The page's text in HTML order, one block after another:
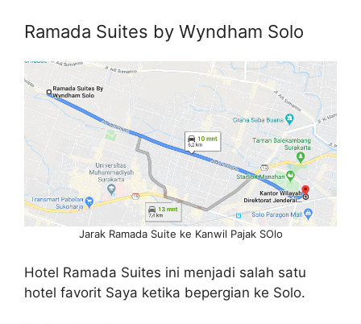
Ramada Suites by Wyndham Solo
Jarak Ramada Suite ke Kanwil Pajak SOlo
Hotel Ramada Suites ini menjadi salah satu
hotel favorit Saya ketika bepergian ke Solo.